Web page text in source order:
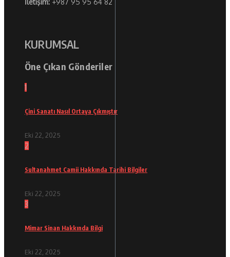
KURUMSAL
Öne Çıkan Gönderiler
1
Çini Sanatı Nasıl Ortaya Çıkmıştır
Eki 22, 2025
2
Sultanahmet Camii Hakkında Tarihi Bilgiler
Eki 22, 2025
3
Mimar Sinan Hakkında Bilgi
Eki 22, 2025